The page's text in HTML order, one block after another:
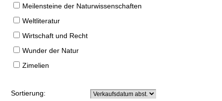
Meilensteine der Naturwissenschaften
Weltliteratur
Wirtschaft und Recht
Wunder der Natur
Zimelien
Sortierung: